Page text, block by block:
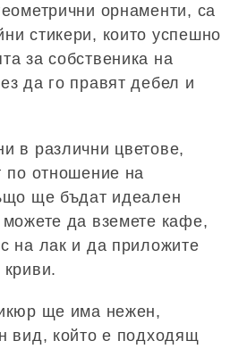
орнаменти, са
стикери, които успешно
за собственика на
да го правят дебел и
в различни цветове,
по отношение на
ще бъдат идеален
да вземете кафе,
на лак и да приложите
ще има нежен,
вид, който е подходящ